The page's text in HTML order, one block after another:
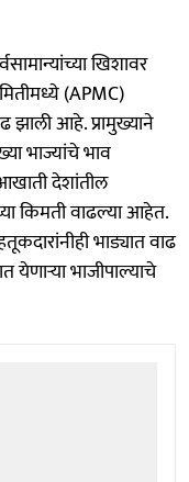
खिशावर
(APMC)
झाली आहे. प्रामुख्याने
भाज्यांचे भाव
देशांतील
किमती वाढल्या आहेत.
भाड्यात वाढ
भाजीपाल्याचे